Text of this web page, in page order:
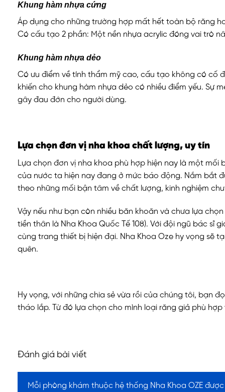
Khung hàm nhựa cứng
Áp dụng cho những trường hợp mất hết toàn bộ răng
Có cấu tạo 2 phần: Một nền nhựa acrylic đóng vai trò
Khung hàm nhựa dẻo
Có ưu điểm về tính thẩm mỹ cao, cấu tạo không có cố
khiến cho khung hàm nhựa dẻo có nhiều điểm yếu. Sự
gây đau đớn cho người dùng.
Lựa chọn đơn vị nha khoa chất lượng, uy tín
Lựa chọn đơn vị nha khoa phù hợp hiện nay là một
của nước ta hiện nay đang ở mức báo động. Nắm bắt
theo những mối bận tâm về chất lượng, kinh nghiệm
Vậy nếu như bạn còn nhiều băn khoăn và chưa lựa
tiền thân là Nha Khoa Quốc Tế 108). Với đội ngũ bác sĩ
cùng trang thiết bị hiện đại. Nha Khoa Oze hy vọng sẽ
quên.
Hy vọng, với những chia sẻ vừa rồi của chúng tôi, bạn
tháo lắp. Từ đó lựa chọn cho mình loại răng giả phù
Đánh giá bài viết
Mỗi phòng khám thuộc hệ thống Nha Khoa OZE